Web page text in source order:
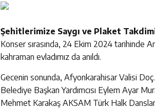
Şehitlerimize Saygı ve Plaket
Konser sırasında, 24 Ekim 2024 tarihinde
kahraman evladımız da anıldı.
Gecenin sonunda, Afyonkarahisar Valisi
Belediye Başkan Yardımcısı Eylem Ayar
Mehmet Karakaş AKSAM Türk Halk